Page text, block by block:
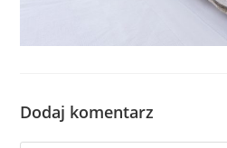
Dodaj komentarz